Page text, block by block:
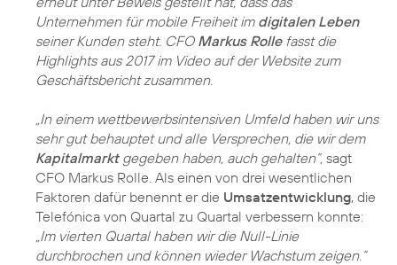
Unternehmen für mobile Freiheit im digitalen Leben
seiner Kunden steht. CFO Markus Rollefasst die
Highlights aus 2017 im Video auf der Website zum
Geschäftsbericht zusammen.
„In einem wettbewerbsintensiven Umfeld haben wir uns
sehr gut behauptet und alle Versprechen, die wir dem
Kapitalmarktgegeben haben, auch gehalten“, sagt
CFO Markus Rolle. Als einen von drei wesentlichen
Faktoren dafür benennt er die Umsatzentwicklung, die
Telefónica von Quartal zu Quartal verbessern konnte:
„Im vierten Quartal haben wir die Null-Linie
durchbrochen und können wieder Wachstum zeigen.“